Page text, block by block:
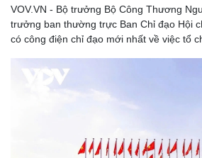
Thông tin doanh nghiệp
Doanh nghiệp 24h
Doanh nhân
Sành
Tin
Trải
VOV.VN - Bộ trưởng Bộ Công Thương
trưởng ban thường trực Ban Chỉ đạo Hội
có công điện chỉ đạo mới nhất về việc tổ